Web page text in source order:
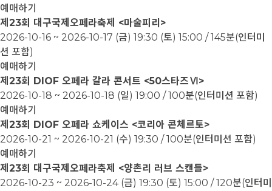
예매하기
제23회 대구국제오페라축제 <마술피리>
2026-10-16 ~ 2026-10-17 (금) 19:30 (토) 15:00 / 145분(인터미
션 포함)
예매하기
제23회 DIOF 오페라 갈라 콘서트 <50스타즈Ⅵ>
2026-10-18 ~ 2026-10-18 (일) 19:00 / 100분(인터미션 포함)
예매하기
제23회 DIOF 오페라 쇼케이스 <코리아 콘체르토>
2026-10-21 ~ 2026-10-21 (수) 19:30 / 100분(인터미션 포함)
예매하기
제23회 대구국제오페라축제 <양촌리 러브 스캔들>
2026-10-23 ~ 2026-10-24 (금) 19:30 (토) 15:00 / 120분(인터미